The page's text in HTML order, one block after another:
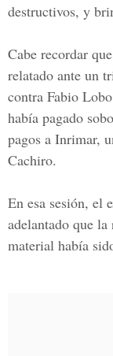
destructivos, y
Cabe recordar
relatado ante un
contra Fabio
había pagado
pagos a Inrimar,
Cachiro.
En esa sesión, el
adelantado que
material había